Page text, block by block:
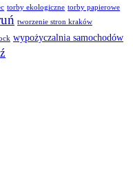
torby ekologiczne torby papierowe
tworzenie stron kraków
wypożyczalnia samochodów